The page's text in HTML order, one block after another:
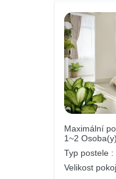
Maximální
1~2 Osoba(y)
Typ postele :
Velikost